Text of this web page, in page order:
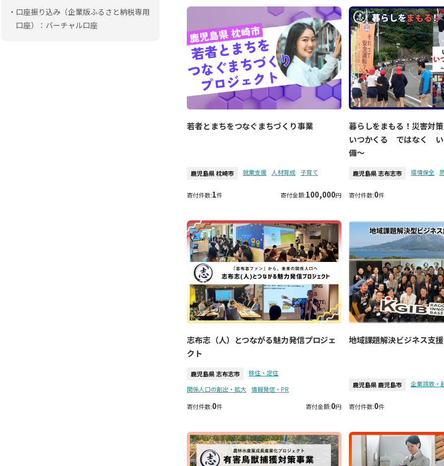
口座振り込み（企業版ふるさと納税専用
口座）：バーチャル口座
若者とまちをつなぐまちづくり事業
鹿児島県 枕崎市 就業支援 人材育成 子育て
寄付件数:1件 寄付金額:100,000円
暮らしをまもる！災害対
いつかくる ではなく い
備～
鹿児島県 志布志市 環境保全
寄付件数:0件
志布志（人）とつながる魅力発信プロジェ
クト
鹿児島県 志布志市
移住・定住
関係人口の創出・拡大 情報発信・PR
寄付件数:0件 寄付金額:0円
地域課題解決ビジネス支
鹿児島県 鹿児島市 企業誘致・
寄付件数:0件